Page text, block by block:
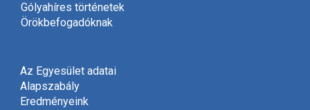
Gólyahíres történetek
Örökbefogadóknak
Az Egyesület adatai
Alapszabály
Eredményeink